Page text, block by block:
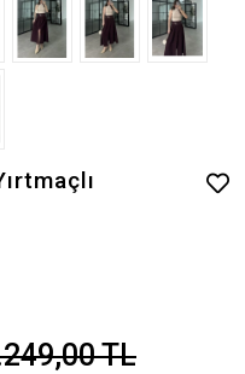
TL